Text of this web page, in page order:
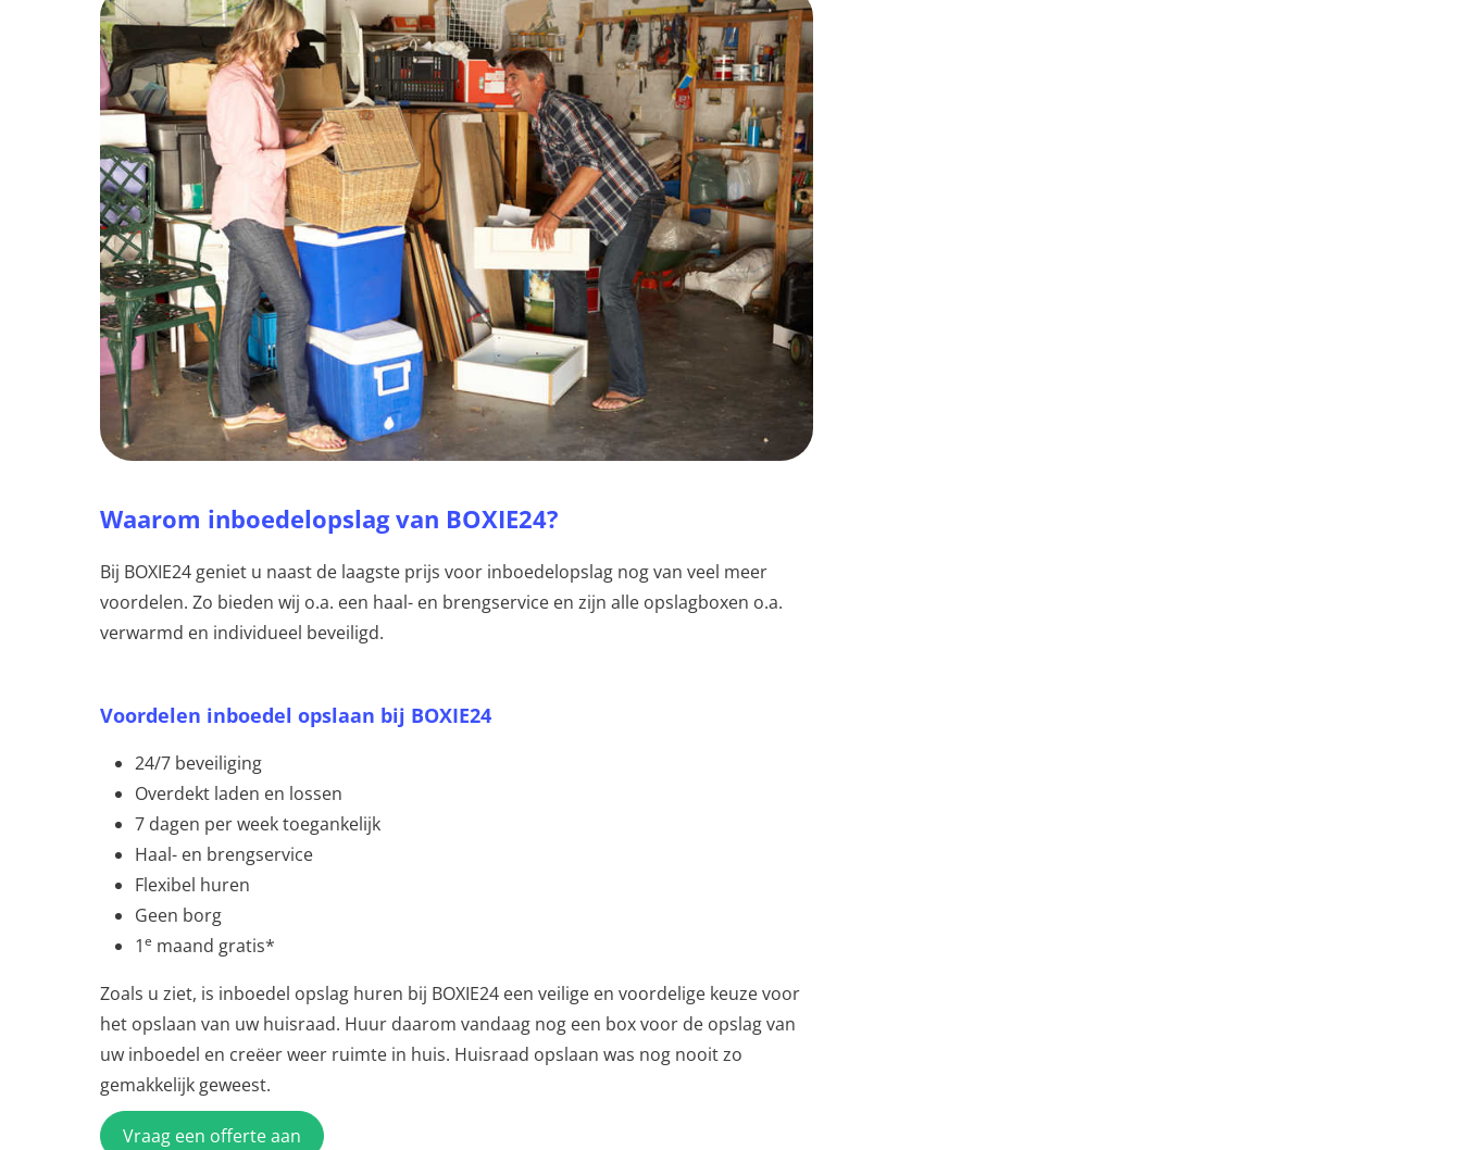
Waarom inboedelopslag van BOXIE24?
Bij BOXIE24 geniet u naast de laagste prijs voor inboedelopslag nog van veel meer
voordelen. Zo bieden wij o.a. een haal- en brengservice en zijn alle opslagboxen o.a.
verwarmd en individueel beveiligd.
Voordelen inboedel opslaan bij BOXIE24
24/7 beveiliging
Overdekt laden en lossen
7 dagen per week toegankelijk
Haal- en brengservice
Flexibel huren
Geen borg
1e maand gratis*
Zoals u ziet, is inboedel opslag huren bij BOXIE24 een veilige en voordelige keuze voor
het opslaan van uw huisraad. Huur daarom vandaag nog een box voor de opslag van
uw inboedel en creëer weer ruimte in huis. Huisraad opslaan was nog nooit zo
gemakkelijk geweest.
Vraag een offerte aan